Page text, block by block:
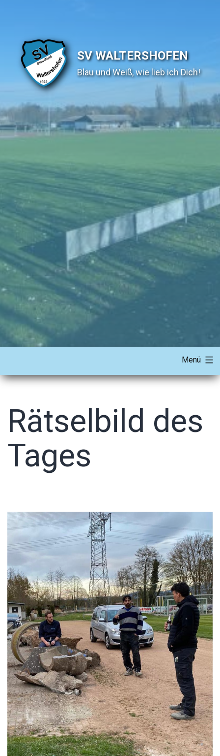
SV WALTERSHOFEN
Blau und Weiß, wie lieb ich Dich!
Menü
Rätselbild des
Tages